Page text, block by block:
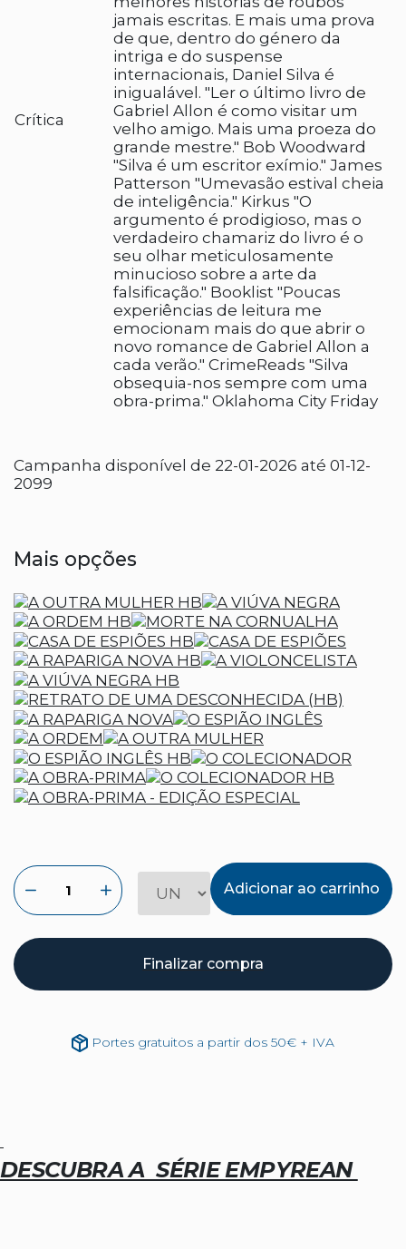
Crítica
jamais escritas. E mais uma prova
de que, dentro do género da
intriga e do suspense
internacionais, Daniel Silva é
inigualável. "Ler o último livro de
Gabriel Allon é como visitar um
velho amigo. Mais uma proeza do
grande mestre." Bob Woodward
"Silva é um escritor exímio." James
Patterson "Umevasão estival cheia
de inteligência." Kirkus "O
argumento é prodigioso, mas o
verdadeiro chamariz do livro é o
seu olhar meticulosamente
minucioso sobre a arte da
falsificação." Booklist "Poucas
experiências de leitura me
emocionam mais do que abrir o
novo romance de Gabriel Allon a
cada verão." CrimeReads "Silva
obsequia-nos sempre com uma
obra-prima." Oklahoma City Friday
Campanha disponível de 22-01-2026 até 01-12-
2099
Mais opções
Adicionar ao carrinho
Finalizar compra
Portes gratuitos a partir dos 50€ + IVA
DESCUBRA A SÉRIE EMPYREAN